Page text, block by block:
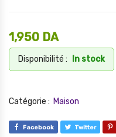
1,950 DA
Disponibilité : In stock
Catégorie : Maison
Facebook Twitter